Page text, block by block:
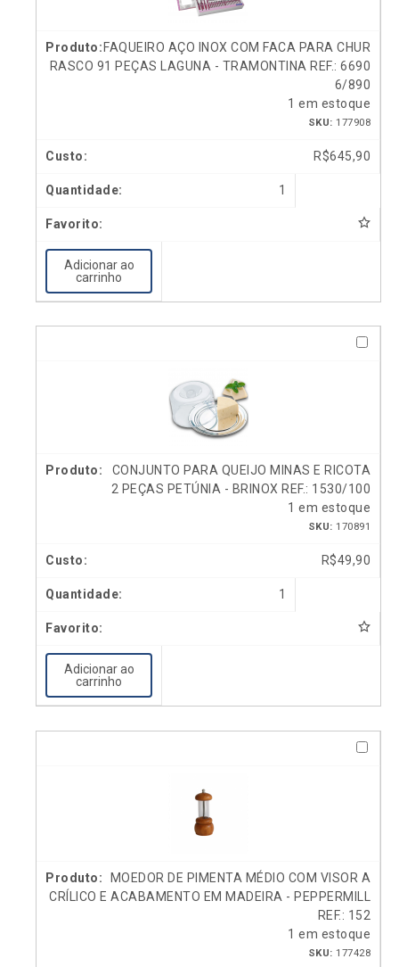
FAQUEIRO AÇO INOX COM FACA PARA CHUR
RASCO 91 PEÇAS LAGUNA - TRAMONTINA REF.: 6690
6/890
1 em estoque
SKU: 177908
R$645,90
1
Adicionar ao
carrinho
CONJUNTO PARA QUEIJO MINAS E RICOTA
2 PEÇAS PETÚNIA - BRINOX REF.: 1530/100
1 em estoque
SKU: 170891
R$49,90
1
Adicionar ao
carrinho
MOEDOR DE PIMENTA MÉDIO COM VISOR A
CRÍLICO E ACABAMENTO EM MADEIRA - PEPPERMILL
REF.: 152
1 em estoque
SKU: 177428